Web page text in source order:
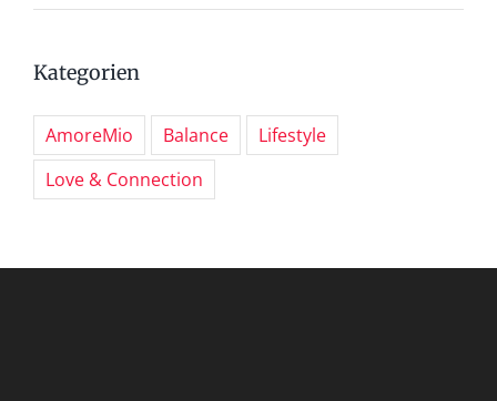
Kategorien
AmoreMio Balance
Lifestyle
Love & Connection